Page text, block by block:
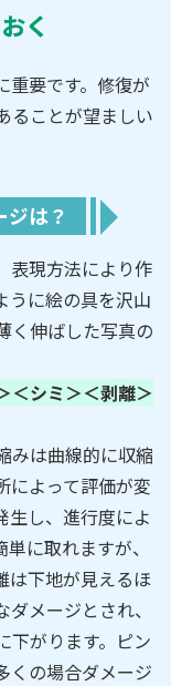
く
重要です。修復が
ることが望ましい
は？
表現方法により作
うに絵の具を沢山
く伸ばした写真の
＜シミ＞＜剥離＞
みは曲線的に収縮
によって評価が変
生し、進行度によ
に取れますが、
は下地が見えるほ
メージとされ、
下がります。ピン
くの場合ダメージ